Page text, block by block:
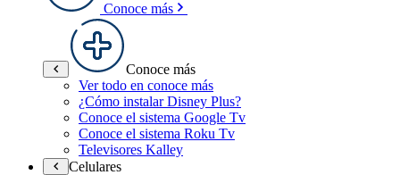
Conoce más
Conoce más
Ver todo en conoce más
¿Cómo instalar Disney Plus?
Conoce el sistema Google Tv
Conoce el sistema Roku Tv
Televisores Kalley
Celulares